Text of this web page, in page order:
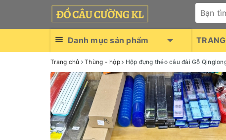
Danh mục sản phẩm
Trang chủ Thùng - hộp Hộp đựng thẻo câu đài Gỗ